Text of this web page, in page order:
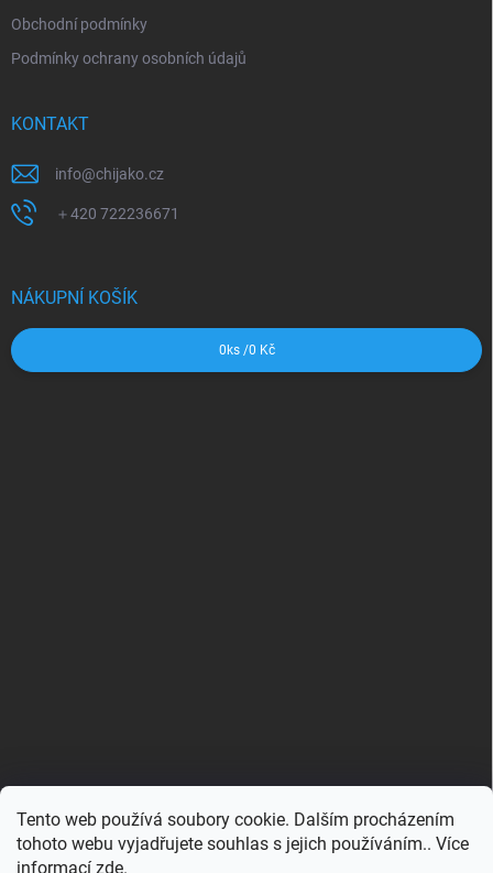
Tento web používá soubory cookie. Dalším procházením
tohoto webu vyjadřujete souhlas s jejich používáním.. Více
informací zde.
Obchodní podmínky
Podmínky ochrany osobních údajů
KONTAKT
info@chijako.cz
＋420 722236671
NÁKUPNÍ KOŠÍK
0ks /0 Kč